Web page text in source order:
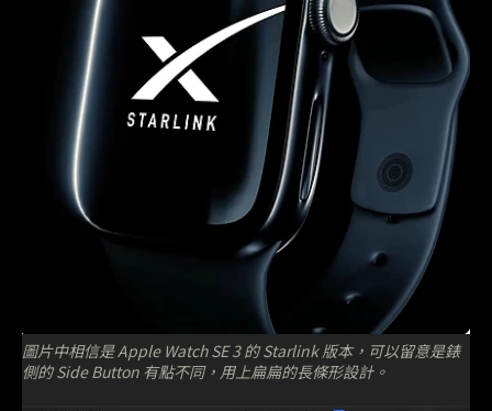
圖片中相信是 Apple Watch SE 3 的 Starlink 版本，可以留意是錶
側的 Side Button 有點不同，用上扁扁的長條形設計。